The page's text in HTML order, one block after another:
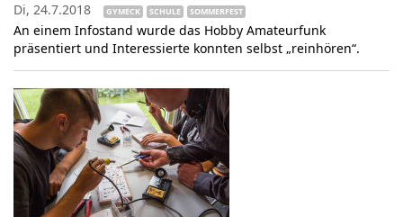
Di, 24.7.2018 GYMECK SCHULE SOMMERFEST
An einem Infostand wurde das Hobby Amateurfunk
präsentiert und Interessierte konnten selbst „reinhören“.